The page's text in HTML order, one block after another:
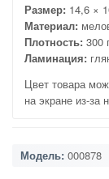
Размер: 14,6 ×
Материал:
Плотность: 300
Ламинация:
Цвет товара
на экране из-за
Модель: 000878